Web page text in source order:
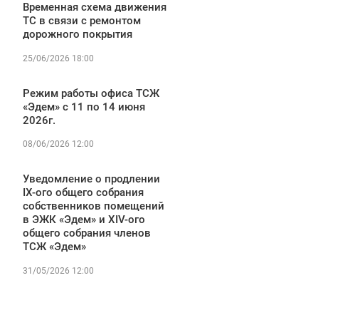
Временная схема движения
ТС в связи с ремонтом
дорожного покрытия
25/06/2026 18:00
Режим работы офиса ТСЖ
«Эдем» с 11 по 14 июня
2026г.
08/06/2026 12:00
Уведомление о продлении
IX-ого общего собрания
собственников помещений
в ЭЖК «Эдем» и XIV-ого
общего собрания членов
ТСЖ «Эдем»
31/05/2026 12:00